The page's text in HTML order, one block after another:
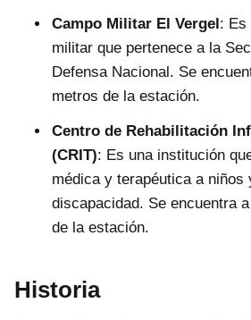
Campo Militar El Vergel: Es
militar que pertenece a la
Defensa Nacional. Se
metros de la estación.
Centro de Rehabilitación
(CRIT): Es una institución
médica y terapéutica a niños
discapacidad. Se encuentra
de la estación.
Historia